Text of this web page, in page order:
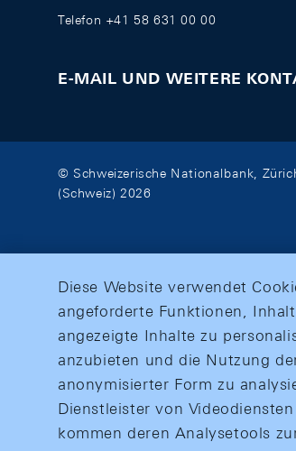
Telefon +41 58 631 00 00
E-MAIL UND WEITERE
© Schweizerische Nationalbank,
(Schweiz) 2026
Diese Website verwendet
angeforderte Funktionen,
angezeigte Inhalte zu
anzubieten und die Nutzung
anonymisierter Form zu
Dienstleister von
kommen deren Analysetools